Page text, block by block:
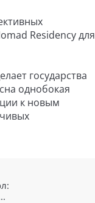
Residency для
государства
однобокая
к новым